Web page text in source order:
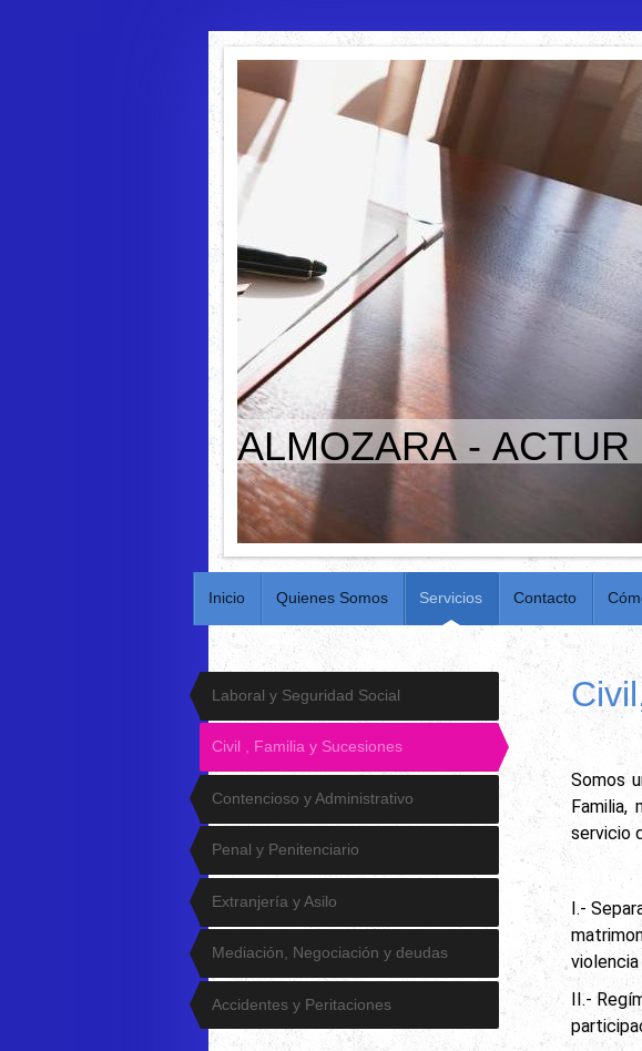
ALMOZARA -
Inicio Quienes Somos Servicios Contacto
Somos
Familia,
servicio
I.-
II.-
Laboral y Seguridad Social
Civil , Familia y Sucesiones
Contencioso y Administrativo
Penal y Penitenciario
Extranjería y Asilo
Mediación, Negociación y deudas
Accidentes y Peritaciones